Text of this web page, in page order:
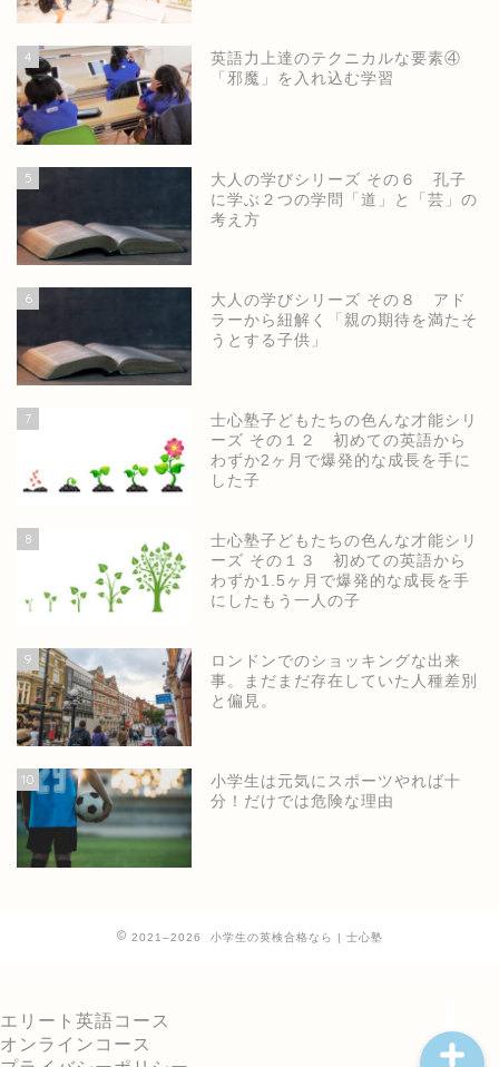
4
英語力上達のテクニカルな要素④
「邪魔」を入れ込む学習
5
大人の学びシリーズ その６ 孔子
に学ぶ２つの学問「道」と「芸」の
考え方
6
大人の学びシリーズ その８ アド
ラーから紐解く「親の期待を満たそ
うとする子供」
7
士心塾子どもたちの色んな才能シリ
ーズ その１２ 初めての英語から
わずか2ヶ月で爆発的な成長を手に
した子
8
士心塾子どもたちの色んな才能シリ
ーズ その１３ 初めての英語から
わずか1.5ヶ月で爆発的な成長を手
にしたもう一人の子
9
ロンドンでのショッキングな出来
事。まだまだ存在していた人種差別
と偏見。
10
小学生は元気にスポーツやれば十
分！だけでは危険な理由
2021–2026 小学生の英検合格なら | 士心塾
エリート英語コース
オンラインコース